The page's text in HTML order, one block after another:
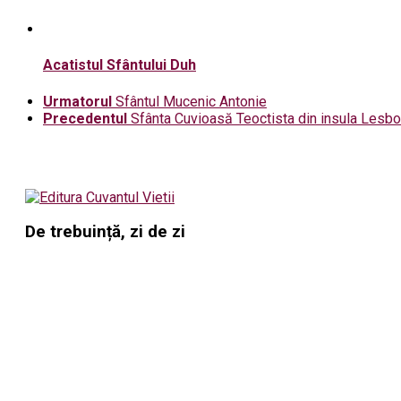
Acatistul Sfântului Duh
Urmatorul Sfântul Mucenic Antonie
Precedentul Sfânta Cuvioasă Teoctista din insula
De trebuință, zi de zi